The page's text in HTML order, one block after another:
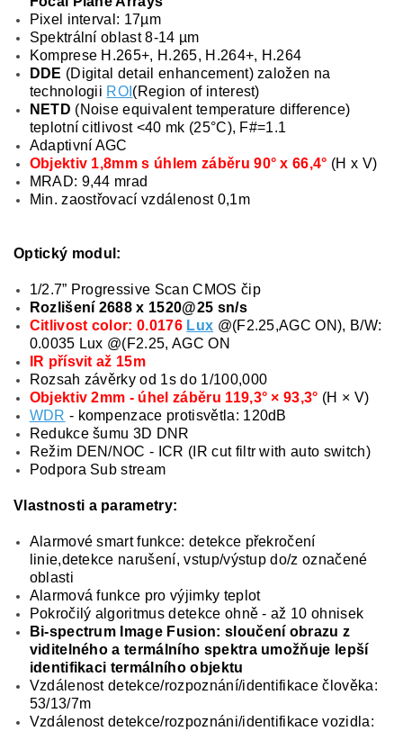
Pixel interval: 17µm
Spektrální oblast 8-14 µm
Komprese H.265+, H.265, H.264+, H.264
DDE (Digital detail enhancement) založen na
technologii ROI (Region of interest)
NETD (Noise equivalent temperature difference)
teplotní citlivost <40 mk (25°C), F#=1.1
Adaptivní AGC
Objektiv 1,8mm s úhlem záběru 90° x 66,4° (H x V)
MRAD: 9,44 mrad
Min. zaostřovací vzdálenost 0,1m
Optický modul:
1/2.7” Progressive Scan CMOS čip
Rozlišení 2688 x 1520@25 sn/s
Citlivost color: 0.0176 Lux @(F2.25,AGC ON), B/W:
0.0035 Lux @(F2.25, AGC ON
IR přísvit až 15m
Rozsah závěrky od 1s do 1/100,000
Objektiv 2mm - úhel záběru 119,3° × 93,3° (H × V)
WDR - kompenzace protisvětla: 120dB
Redukce šumu 3D DNR
Režim DEN/NOC - ICR (IR cut filtr with auto switch)
Podpora Sub stream
Vlastnosti a parametry:
Alarmové smart funkce: detekce překročení
linie,detekce narušení, vstup/výstup do/z označené
oblasti
Alarmová funkce pro výjimky teplot
Pokročilý algoritmus detekce ohně - až 10 ohnisek
Bi-spectrum Image Fusion: sloučení obrazu z
viditelného a termálního spektra umožňuje lepší
identifikaci termálního objektu
Vzdálenost detekce/rozpoznání/identifikace člověka:
53/13/7m
Vzdálenost detekce/rozpoznáni/identifikace vozidla: